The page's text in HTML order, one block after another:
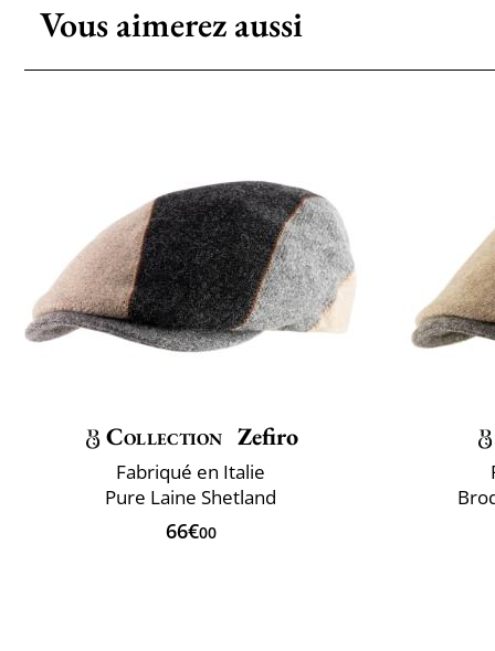
Vous aimerez aussi
Collection Zefiro
Fabriqué en Italie
Pure Laine Shetland
66€00